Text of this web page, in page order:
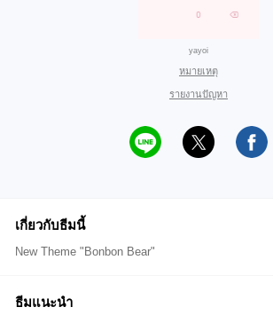
yayoi
หมายเหตุ
รายงานปัญหา
เกี่ยวกับธีมนี้
New Theme "Bonbon Bear"
ธีมแนะนำ